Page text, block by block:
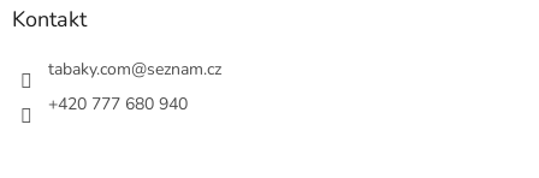
Kontakt
tabaky.com@seznam.cz
+420 777 680 940